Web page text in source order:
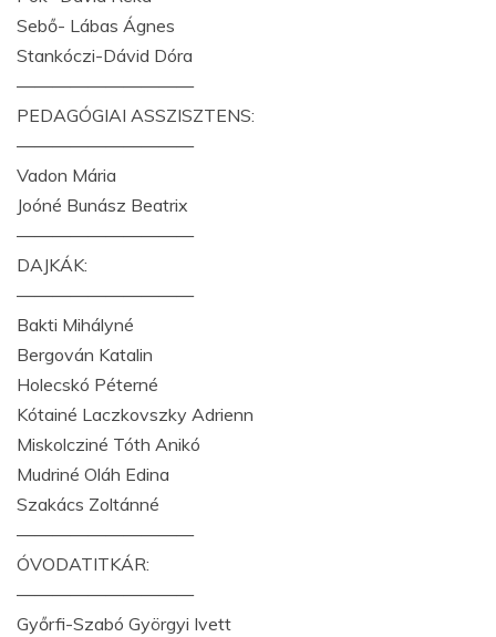
Sebő- Lábas Ágnes
Stankóczi-Dávid Dóra
——————————
PEDAGÓGIAI ASSZISZTENS:
——————————
Vadon Mária
Joóné Bunász Beatrix
——————————
DAJKÁK:
——————————
Bakti Mihályné
Bergován Katalin
Holecskó Péterné
Kótainé Laczkovszky Adrienn
Miskolcziné Tóth Anikó
Mudriné Oláh Edina
Szakács Zoltánné
——————————
ÓVODATITKÁR:
——————————
Győrfi-Szabó Györgyi Ivett